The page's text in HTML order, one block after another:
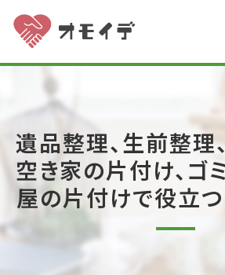
遺品整理、生前整理
空き家の片付け、ゴ
屋の片付けで役立